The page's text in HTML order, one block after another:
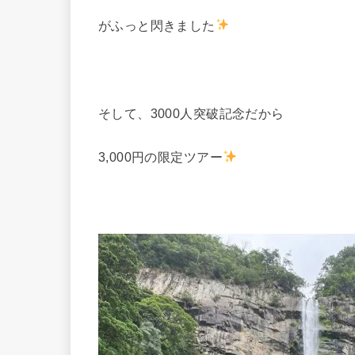
がふっと閃きました
そして、3000人突破記念だから
3,000円の限定ツアー